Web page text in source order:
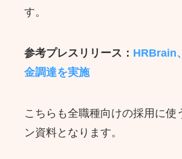
す。
参考プレスリリース： HRBrain
金調達を実施
こちらも全職種向けの採用に使
ン資料となります。